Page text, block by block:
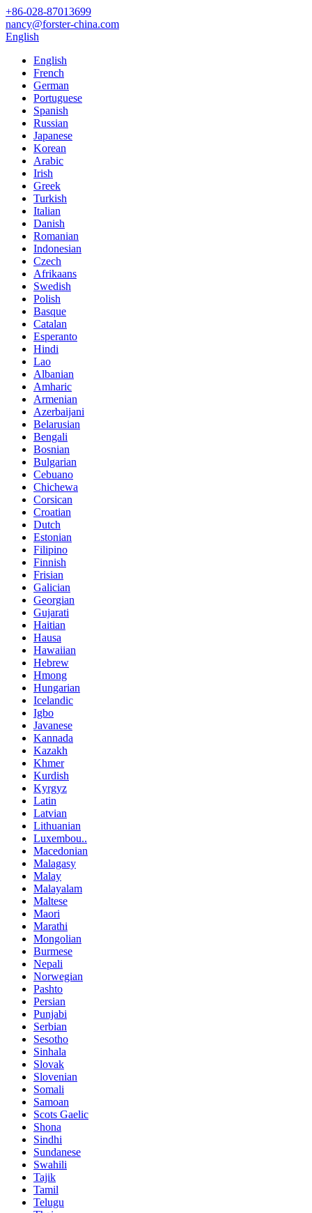
+86-028-87013699
nancy@forster-china.com
English
English
French
German
Portuguese
Spanish
Russian
Japanese
Korean
Arabic
Irish
Greek
Turkish
Italian
Danish
Romanian
Indonesian
Czech
Afrikaans
Swedish
Polish
Basque
Catalan
Esperanto
Hindi
Lao
Albanian
Amharic
Armenian
Azerbaijani
Belarusian
Bengali
Bosnian
Bulgarian
Cebuano
Chichewa
Corsican
Croatian
Dutch
Estonian
Filipino
Finnish
Frisian
Galician
Georgian
Gujarati
Haitian
Hausa
Hawaiian
Hebrew
Hmong
Hungarian
Icelandic
Igbo
Javanese
Kannada
Kazakh
Khmer
Kurdish
Kyrgyz
Latin
Latvian
Lithuanian
Luxembou..
Macedonian
Malagasy
Malay
Malayalam
Maltese
Maori
Marathi
Mongolian
Burmese
Nepali
Norwegian
Pashto
Persian
Punjabi
Serbian
Sesotho
Sinhala
Slovak
Slovenian
Somali
Samoan
Scots Gaelic
Shona
Sindhi
Sundanese
Swahili
Tajik
Tamil
Telugu